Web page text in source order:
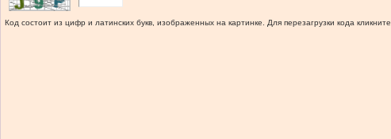
Код состоит из цифр и латинских букв, изображенных на картинке. Для перезагрузки кода кликните